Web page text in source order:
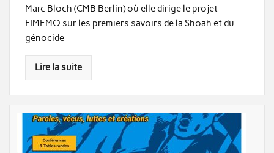
Marc Bloch (CMB Berlin) où elle dirige le projet
FIMEMO sur les premiers savoirs de la Shoah et du
génocide
Lire la suite